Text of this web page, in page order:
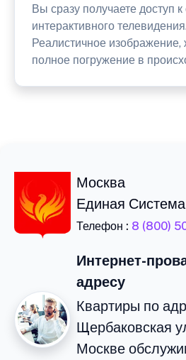
Вы сразу получаете доступ
интерактивного телевидения.
Реалистичное изображение,
полное погружение в
Москва
Единая
Телефон : 8 (800)
Интернет-
адресу
Квартиры по
Щербаковская
Москве